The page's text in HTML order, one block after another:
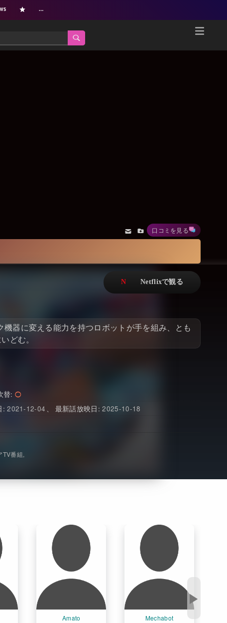
…
Netflix新着作品
アジア映画
ドキュメンタリー
Netflixオリジナル作品
日本語吹替対応作品
その他の国のTV番組
Watchlistへ
Netflix Video
Netflix 吹替版作品
Netflix 高い評価の海外作品
Netflixコース別料金プラン
閉じる
口コミを見る
器に変える能力を持つロボットが手を組み、とも
どむ。
替
2021-12-04 2025-10-18
▶
Amato Mechabot
TV番組